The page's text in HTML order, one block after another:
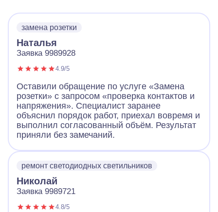
замена розетки
Наталья
Заявка 9989928
4.9/5
Оставили обращение по услуге «Замена
розетки» с запросом «проверка контактов и
напряжения». Специалист заранее
объяснил порядок работ, приехал вовремя и
выполнил согласованный объём. Результат
приняли без замечаний.
ремонт светодиодных светильников
Николай
Заявка 9989721
4.8/5